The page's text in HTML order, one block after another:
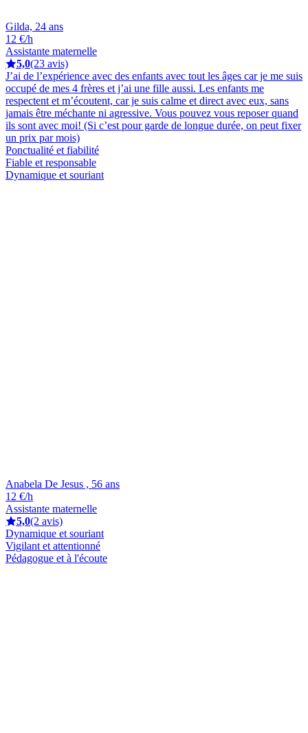
Gilda, 24 ans
12 €/h
Assistante maternelle
5,0(23 avis)
J’ai de l’expérience avec des enfants avec tout les âges car je me suis
occupé de mes 4 frères et j’ai une fille aussi. Les enfants me
respectent et m’écoutent, car je suis calme et direct avec eux, sans
jamais être méchante ni agressive. Vous pouvez vous reposer quand
ils sont avec moi! (Si c’est pour garde de longue durée, on peut fixer
un prix par mois)
Ponctualité et fiabilité
Fiable et responsable
Dynamique et souriant
Anabela De Jesus , 56 ans
12 €/h
Assistante maternelle
5,0(2 avis)
Dynamique et souriant
Vigilant et attentionné
Pédagogue et à l'écoute